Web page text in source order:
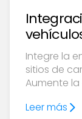
Integre la
sitios de
Aumente
perfecta de
Leer más